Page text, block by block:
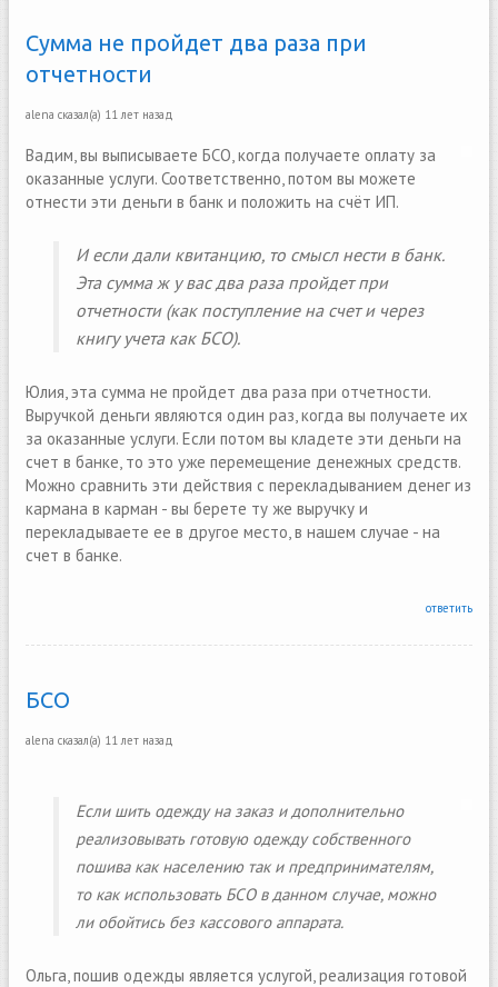
Сумма не пройдет два раза при
отчетности
alena сказал(а) 11 лет назад
Вадим, вы выписываете БСО, когда получаете оплату за
оказанные услуги. Соответственно, потом вы можете
отнести эти деньги в банк и положить на счёт ИП.
И если дали квитанцию, то смысл нести в банк.
Эта сумма ж у вас два раза пройдет при
отчетности (как поступление на счет и через
книгу учета как БСО).
Юлия, эта сумма не пройдет два раза при отчетности.
Выручкой деньги являются один раз, когда вы получаете их
за оказанные услуги. Если потом вы кладете эти деньги на
счет в банке, то это уже перемещение денежных средств.
Можно сравнить эти действия с перекладыванием денег из
кармана в карман - вы берете ту же выручку и
перекладываете ее в другое место, в нашем случае - на
счет в банке.
ответить
БСО
alena сказал(а) 11 лет назад
Если шить одежду на заказ и дополнительно
реализовывать готовую одежду собственного
пошива как населению так и предпринимателям,
то как использовать БСО в данном случае, можно
ли обойтись без кассового аппарата.
Ольга, пошив одежды является услугой, реализация готовой